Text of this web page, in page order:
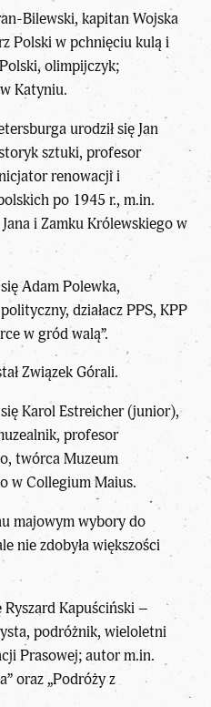
Bilewski, kapitan Wojska
Polski w pchnięciu kulą i
olimpijczyk;
Katyniu.
urodził się Jan
sztuki, profesor
renowacji i
po 1945 r., m.in.
i Zamku Królewskiego w
Adam Polewka,
działacz PPS, KPP
w gród walą”.
Związek Górali.
Karol Estreicher (junior),
profesor
twórca Muzeum
w Collegium Maius.
majowym wybory do
nie zdobyła większości
Kapuściński –
podróżnik, wieloletni
Prasowej; autor m.in.
oraz „Podróży z